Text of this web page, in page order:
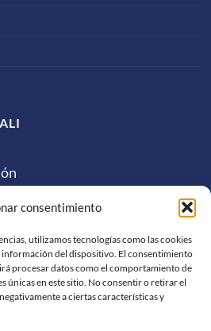
consentimiento
utilizamos tecnologías como las cookies
información del dispositivo. El consentimiento
procesar datos como el comportamiento de
únicas en este sitio. No consentir o retirar el
a ciertas características y